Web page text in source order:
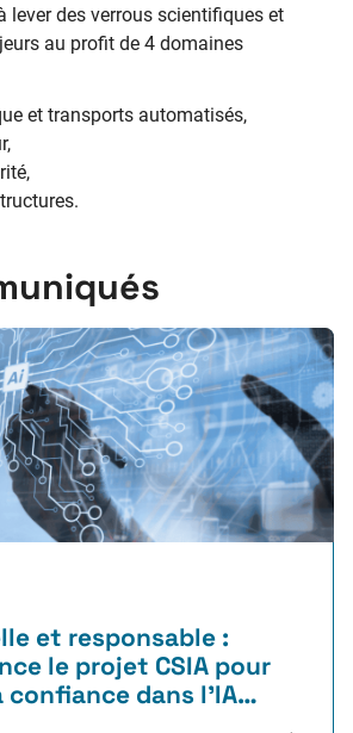
lever des verrous scientifiques et
au profit de 4 domaines
et transports automatisés,
et responsable :
le projet CSIA pour
dans l’IA